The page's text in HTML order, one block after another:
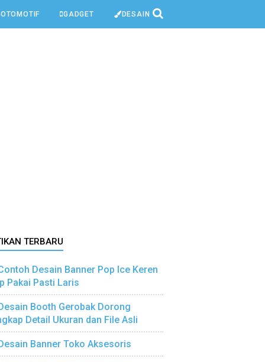
OTOMOTIF GADGET DESAIN
TERBARU
Desain Banner Pop Ice Keren
Pakai Pasti Laris
Booth Gerobak Dorong
Detail Ukuran dan File Asli
Banner Toko Aksesoris